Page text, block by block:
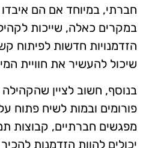
חברתי, במיוחד אם הם איבדו
במקרים כאלה, שייכות
הזדמנויות חדשות לפיתוח
שיכול להעשיר את חוויית
בנוסף, חשוב לציין
פורומים ובמות לשיח פתוח
מפגשים חברתיים, קבוצות
יכולים להוות הזדמנות